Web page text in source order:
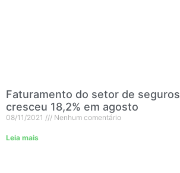
Faturamento do setor de seguros
cresceu 18,2% em agosto
08/11/2021 Nenhum comentário
Leia mais